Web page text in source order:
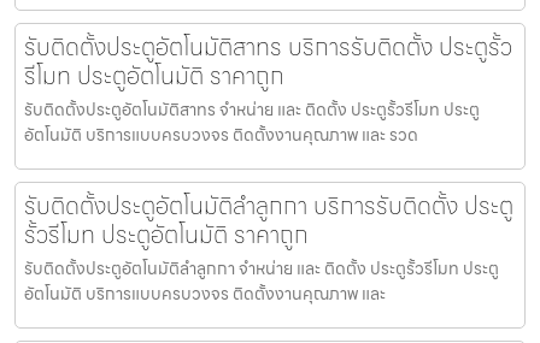
รับติดตั้งประตูอัตโนมัติสาทร บริการรับติดตั้ง ประตูรั้ว
รีโมท ประตูอัตโนมัติ ราคาถูก
รับติดตั้งประตูอัตโนมัติสาทร จำหน่าย และ ติดตั้ง ประตูรั้วรีโมท ประตู
อัตโนมัติ บริการแบบครบวงจร ติดตั้งงานคุณภาพ และ รวด
รับติดตั้งประตูอัตโนมัติลำลูกกา บริการรับติดตั้ง ประตู
รั้วรีโมท ประตูอัตโนมัติ ราคาถูก
รับติดตั้งประตูอัตโนมัติลำลูกกา จำหน่าย และ ติดตั้ง ประตูรั้วรีโมท ประตู
อัตโนมัติ บริการแบบครบวงจร ติดตั้งงานคุณภาพ และ